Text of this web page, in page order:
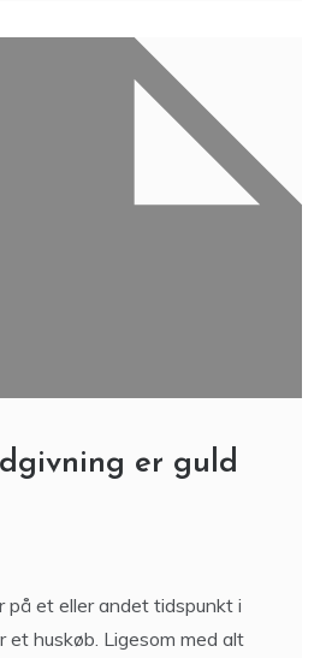
er guld
på et eller andet tidspunkt i
huskøb. Ligesom med alt